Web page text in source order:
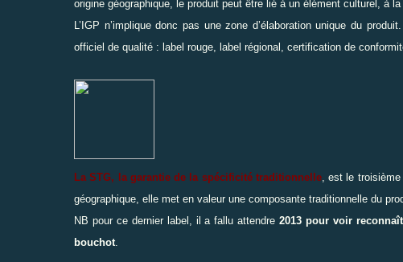
origine géographique , le produit peut être lié à un élément culturel, à la
L’IGP n’implique donc pas une zone d’élaboration unique du
officiel de qualité : label rouge, label régional, certification de
La STG, la garantie de la spécificité traditionnelle, est le troisième
géographique, elle met en valeur une composante traditionnelle du
NB pour ce dernier label, il a fallu attendre2013 pour voir
bouchot